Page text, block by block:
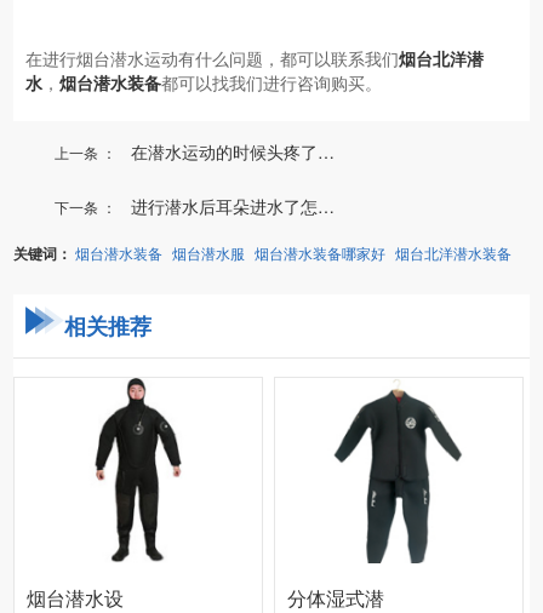
在进行烟台潜水运动有什么问题，都可以联系我们烟台北洋潜
水 ，烟台潜水装备都可以找我们进行咨询购买。
上一条 ： 在潜水运动的时候头疼了是...
下一条 ： 进行潜水后耳朵进水了怎么办？
关键词：烟台潜水装备 烟台潜水服 烟台潜水装备哪家好 烟台北洋潜水装备
相关推荐
烟台潜水设 分体湿式潜